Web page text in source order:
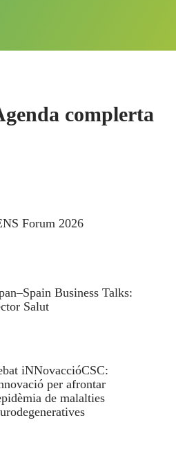
complerta
Forum 2026
Business Talks:
Salut
iNNovaccióCSC:
per afrontar
de malalties